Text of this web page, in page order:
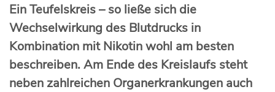
Ein Teufelskreis – so ließe sich die
Wechselwirkung des Blutdrucks in
Kombination mit Nikotin wohl am besten
beschreiben. Am Ende des Kreislaufs steht
neben zahlreichen Organerkrankungen auch